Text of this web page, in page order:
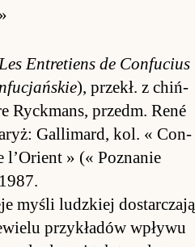
»
Les En­tretiens de Con­fucius
), przekł. z chiń­
Ryck­mans, przedm. René
Gal­limard, kol. « Con­
l’Orient » (« Po­zna­nie
myśli ludz­kiej do­star­czają
przy­kładów wpływu